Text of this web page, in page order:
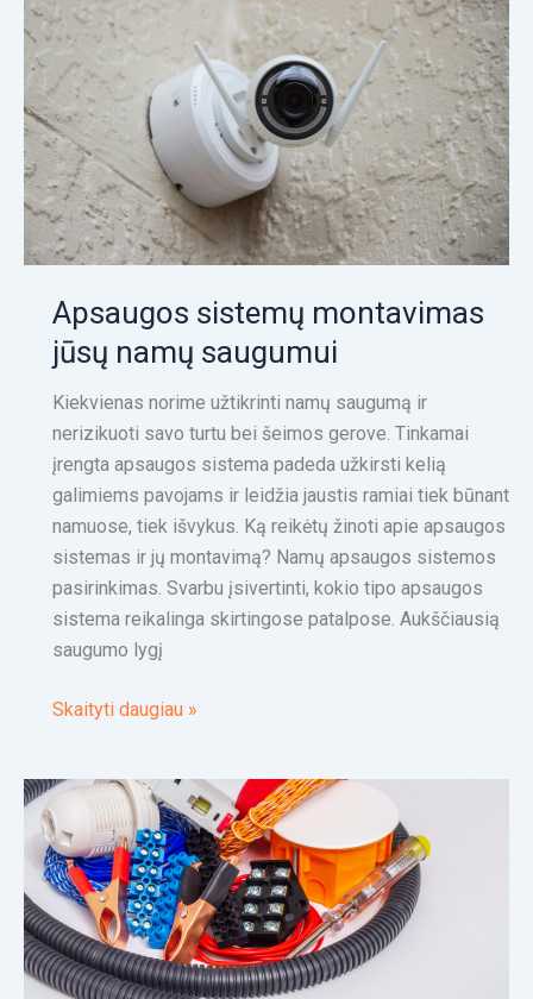
Apsaugos sistemų montavimas
jūsų namų saugumui
Kiekvienas norime užtikrinti namų saugumą ir
nerizikuoti savo turtu bei šeimos gerove. Tinkamai
įrengta apsaugos sistema padeda užkirsti kelią
galimiems pavojams ir leidžia jaustis ramiai tiek būnant
namuose, tiek išvykus. Ką reikėtų žinoti apie apsaugos
sistemas ir jų montavimą? Namų apsaugos sistemos
pasirinkimas. Svarbu įsivertinti, kokio tipo apsaugos
sistema reikalinga skirtingose patalpose. Aukščiausią
saugumo lygį
montavimas
jūsų
namų
saugumui
Skaityti daugiau »
Elektros
instaliacijos
projektavimas
namuose:
ką
svarbu
žinoti?